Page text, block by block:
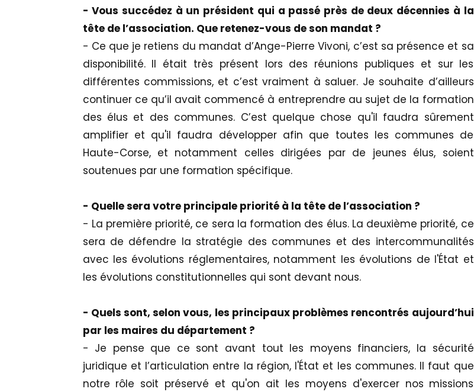
- Vous succédez à un président qui a passé près de deux décennies à la
tête de l’association. Que retenez-vous de son mandat ?
- Ce que je retiens du mandat d’Ange-Pierre Vivoni, c’est sa présence et sa
disponibilité. Il était très présent lors des réunions publiques et sur les
différentes commissions, et c’est vraiment à saluer. Je souhaite d’ailleurs
continuer ce qu’il avait commencé à entreprendre au sujet de la formation
des élus et des communes. C’est quelque chose qu'il faudra sûrement
amplifier et qu'il faudra développer afin que toutes les communes de
Haute-Corse, et notamment celles dirigées par de jeunes élus, soient
soutenues par une formation spécifique.
- Quelle sera votre principale priorité à la tête de l’association ?
- La première priorité, ce sera la formation des élus. La deuxième priorité, ce
sera de défendre la stratégie des communes et des intercommunalités
avec les évolutions réglementaires, notamment les évolutions de l'État et
les évolutions constitutionnelles qui sont devant nous.
- Quels sont, selon vous, les principaux problèmes rencontrés aujourd’hui
par les maires du département ?
- Je pense que ce sont avant tout les moyens financiers, la sécurité
juridique et l’articulation entre la région, l'État et les communes. Il faut que
notre rôle soit préservé et qu'on ait les moyens d'exercer nos missions